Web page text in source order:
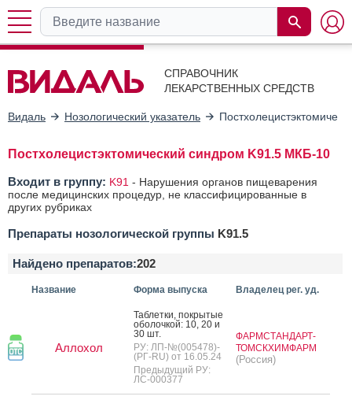
СПРАВОЧНИК
ЛЕКАРСТВЕННЫХ СРЕДСТВ
Видаль Нозологический указатель
Постхолецистэктомический синдром K91.5 МКБ-10
Входит в группу: K91 - Нарушения органов пищеварения
после медицинских процедур, не классифицированные в
других рубриках
Препараты нозологической группы K91.5
Найдено препаратов:202
Название Форма выпуска Владелец рег. уд.
Аллохол
Таб­летки, пок­ры­тые
обо­лоч­кой: 10, 20 и
30 шт.
РУ: ЛП-№(005478)-
(РГ-RU) от 16.05.24
Предыдущий РУ:
ЛС-000377
ФАРМСТАНДАРТ-
ТОМСКХИМФАРМ
(Россия)